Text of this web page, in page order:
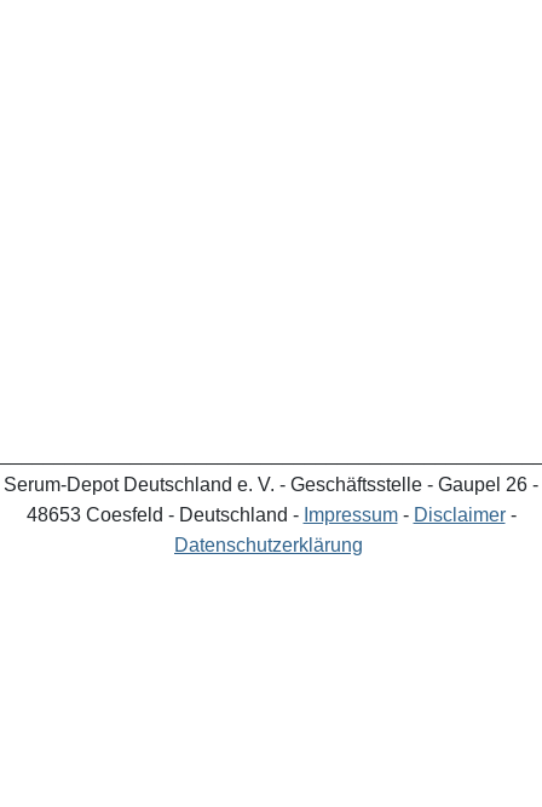
Serum-Depot Deutschland e. V. - Geschäftsstelle - Gaupel 26 -
48653 Coesfeld - Deutschland - Impressum- Disclaimer-
Datenschutzerklärung